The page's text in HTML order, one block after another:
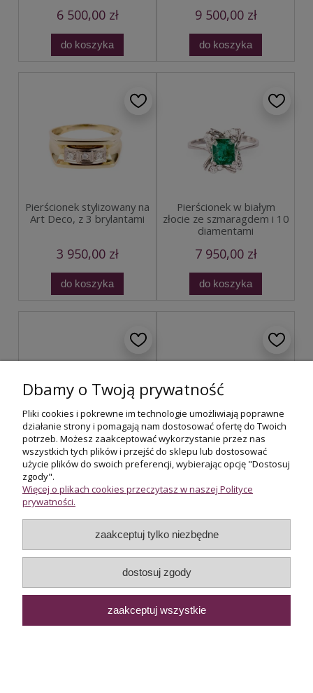
6 500,00 zł
do koszyka
9 500,00 zł
do koszyka
Pierścionek stylizowany na
Art Deco, z 3 brylantami
3 950,00 zł
do koszyka
Pierścionek w białym
złocie ze szmaragdem i 10
diamentami
7 950,00 zł
do koszyka
Złoty pierścionek z
diamentami ok. 0,40 ct
do koszyka
Pierścionek z brylantami,
łącznie ok. 1 karata
Dbamy o Twoją prywatność
Pliki cookies i pokrewne im technologie umożliwiają poprawne
działanie strony i pomagają nam dostosować ofertę do Twoich
potrzeb. Możesz zaakceptować wykorzystanie przez nas
wszystkich tych plików i przejść do sklepu lub dostosować
użycie plików do swoich preferencji, wybierając opcję "Dostosuj
zgody".
Więcej o plikach cookies przeczytasz w naszej Polityce
prywatności.
zaakceptuj tylko niezbędne
dostosuj zgody
zaakceptuj wszystkie